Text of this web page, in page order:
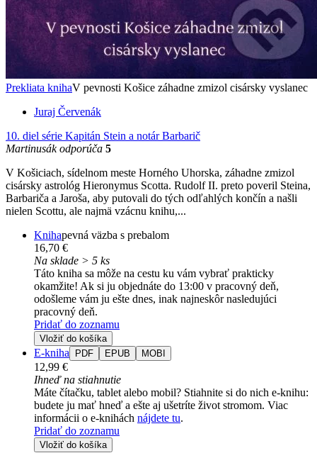
Prekliata knihaV pevnosti Košice záhadne zmizol cisársky vyslanec
Juraj Červenák
10. diel série Kapitán Stein a notár Barbarič
Martinusák odporúča 5
V Košiciach, sídelnom meste Horného Uhorska, záhadne zmizol
cisársky astrológ Hieronymus Scotta. Rudolf II. preto poveril Steina,
Barbariča a Jaroša, aby putovali do tých odľahlých končín a našli
nielen Scottu, ale najmä vzácnu knihu,...
Knihapevná väzba s prebalom
16,70 €
Na sklade > 5 ks
Táto kniha sa môže na cestu ku vám vybrať prakticky
okamžite! Ak si ju objednáte do 13:00 v pracovný deň,
odošleme vám ju ešte dnes, inak najneskôr nasledujúci
pracovný deň.
Pridať do zoznamu
Vložiť do košíka
E-kniha PDF EPUB MOBI
12,99 €
Ihneď na stiahnutie
Máte čítačku, tablet alebo mobil? Stiahnite si do nich e-knihu:
budete ju mať hneď a ešte aj ušetríte život stromom. Viac
informácii o e-knihách nájdete tu.
Pridať do zoznamu
Vložiť do košíka